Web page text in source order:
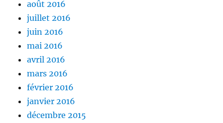
août 2016
juillet 2016
juin 2016
mai 2016
avril 2016
mars 2016
février 2016
janvier 2016
décembre 2015